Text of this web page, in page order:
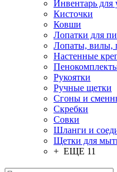
Инвентарь для
Кисточки
Ковши
Лопатки для
Лопаты, вилы,
Настенные
Рукоятки
Ручные щетки
Сгоны и
Скребки
Совки
Шланги и
Щетки для
+ ЕЩЕ 11